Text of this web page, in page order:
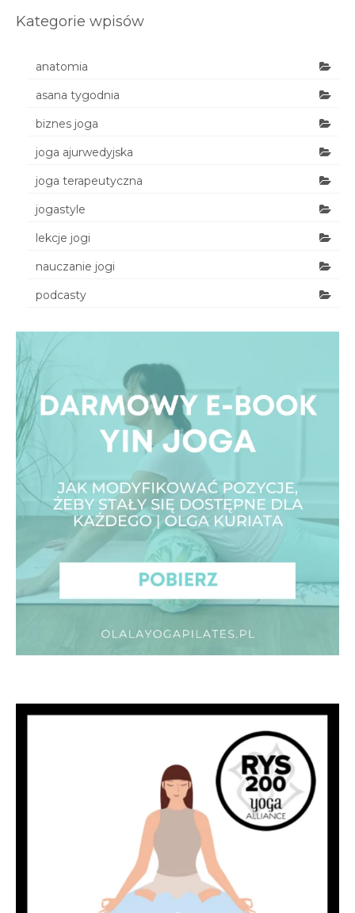
Kategorie wpisów
anatomia
asana tygodnia
biznes joga
joga ajurwedyjska
joga terapeutyczna
jogastyle
lekcje jogi
nauczanie jogi
podcasty